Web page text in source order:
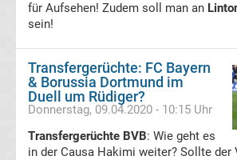
Lig
Süper
Lig
für Aufsehen! Zudem soll man an
sein!
Transfergerüchte: FC Bayern
& Borussia Dortmund im
Duell um Rüdiger?
Donnerstag, 09.04.2020 - 10:15 Uhr
Transfergerüchte BVB: Wie geht es
in der Causa Hakimi weiter? Sollte der